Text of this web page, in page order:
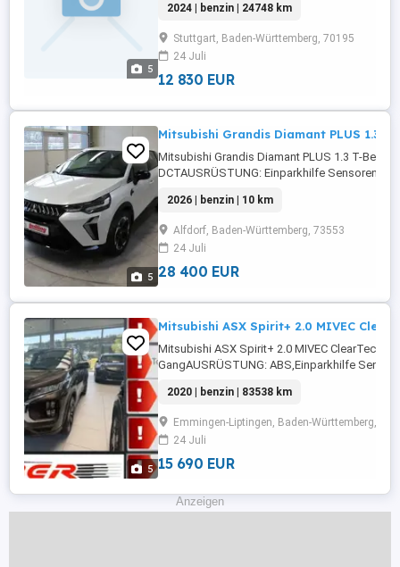
5
Radio,Servolenkung,Elektrische
...
2024 | benzin | 24748 km
Stuttgart, Baden-Württemberg, 70195
24 Juli
12 830 EUR
5
Mitsubishi Grandis Diamant PLUS 1.3 T-
Mitsubishi Grandis Diamant PLUS 1.3 T-
DCTAUSRÜSTUNG: Einparkhilfe Sensoren
Radio,Servolenkung,LED-
Fensterheber,LED-
...
2026 | benzin | 10 km
Alfdorf, Baden-Württemberg, 73553
24 Juli
28 400 EUR
5
Mitsubishi ASX Spirit+ 2.0 MIVEC
Mitsubishi ASX Spirit+ 2.0 MIVEC ClearTec
GangAUSRÜSTUNG: ABS,Einparkhilfe
Radio,Servolenkung,LED-
Fensterheber,LED-
...
2020 | benzin | 83538 km
Emmingen-Liptingen, Baden-Württemberg,
24 Juli
15 690 EUR
Anzeigen